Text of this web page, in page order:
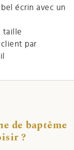
écrin avec un
taille
par
de baptême
?